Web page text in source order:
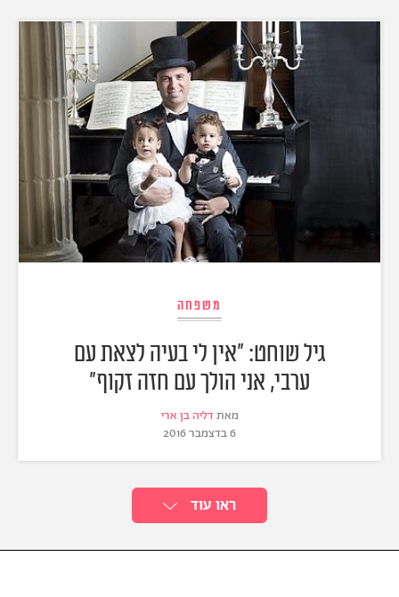
משפחה
גיל שוחט: "אין לי בעיה לצאת עם
ערבי, אני הולך עם חזה זקוף"
מאת דליה בן ארי
6 בדצמבר 2016
ראו עוד